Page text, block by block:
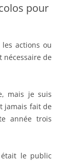
pour
les actions ou
nécessaire de
mais je suis
jamais fait de
année trois
le public